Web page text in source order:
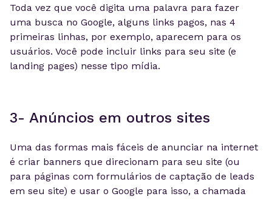
Toda vez que você digita uma palavra para fazer
uma busca no Google, alguns links pagos, nas 4
primeiras linhas, por exemplo, aparecem para os
usuários. Você pode incluir links para seu site (e
landing pages) nesse tipo mídia.
3- Anúncios em outros sites
Uma das formas mais fáceis de anunciar na internet
é criar banners que direcionam para seu site (ou
para páginas com formulários de captação de leads
em seu site) e usar o Google para isso, a chamada